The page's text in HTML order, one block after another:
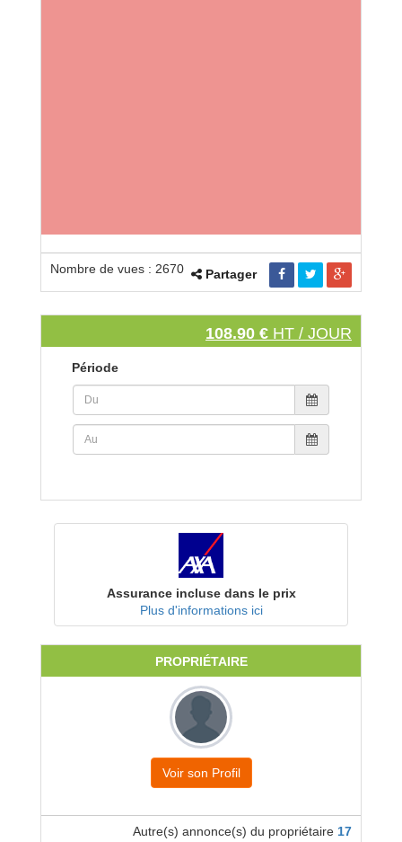
Nombre de vues : 2670 Partager
108.90 € HT / JOUR
Période
Assurance incluse dans le prix
Plus d'informations ici
PROPRIÉTAIRE
Voir son Profil
Autre(s) annonce(s) du propriétaire 17